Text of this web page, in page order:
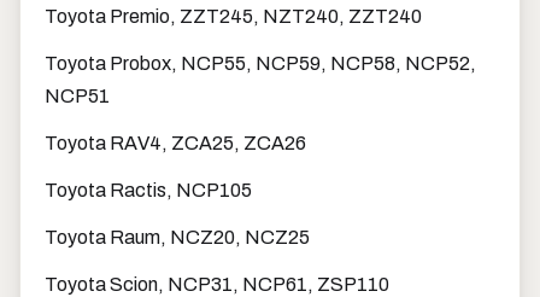
Toyota Premio, ZZT245, NZT240, ZZT240
Toyota Probox, NCP55, NCP59, NCP58, NCP52,
NCP51
Toyota RAV4, ZCA25, ZCA26
Toyota Ractis, NCP105
Toyota Raum, NCZ20, NCZ25
Toyota Scion, NCP31, NCP61, ZSP110